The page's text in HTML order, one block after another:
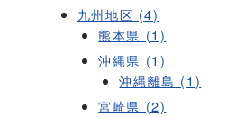
九州地区 (4)
熊本県 (1)
沖縄県 (1)
沖縄離島 (1)
宮崎県 (2)